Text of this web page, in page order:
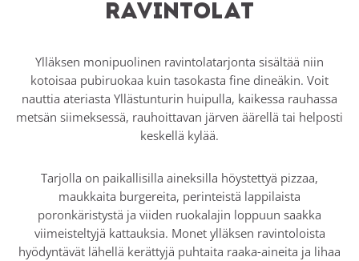
Ravintolat
Ylläksen monipuolinen ravintolatarjonta sisältää niin
kotoisaa pubiruokaa kuin tasokasta fine dineäkin. Voit
nauttia ateriasta Yllästunturin huipulla, kaikessa rauhassa
metsän siimeksessä, rauhoittavan järven äärellä tai helposti
keskellä kylää.
Tarjolla on paikallisilla aineksilla höystettyä pizzaa,
maukkaita burgereita, perinteistä lappilaista
poronkäristystä ja viiden ruokalajin loppuun saakka
viimeisteltyjä kattauksia. Monet ylläksen ravintoloista
hyödyntävät lähellä kerättyjä puhtaita raaka-aineita ja lihaa